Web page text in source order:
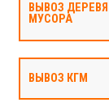
ВЫВОЗ
МУСОРА
ВЫВОЗ КГМ